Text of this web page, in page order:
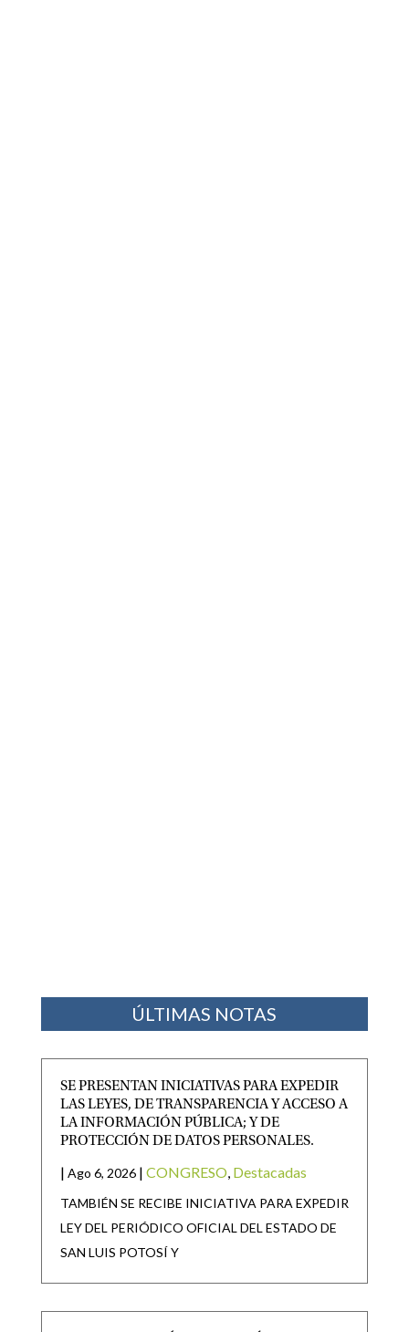
ÚLTIMAS NOTAS
SE PRESENTAN INICIATIVAS PARA EXPEDIR
LAS LEYES, DE TRANSPARENCIA Y ACCESO A
LA INFORMACIÓN PÚBLICA; Y DE
PROTECCIÓN DE DATOS PERSONALES.
| Ago 6, 2026 | CONGRESO Destacadas
TAMBIÉN SE RECIBE INICIATIVA PARA EXPEDIR
LEY DEL PERIÓDICO OFICIAL DEL ESTADO DE
SAN LUIS POTOSÍ Y